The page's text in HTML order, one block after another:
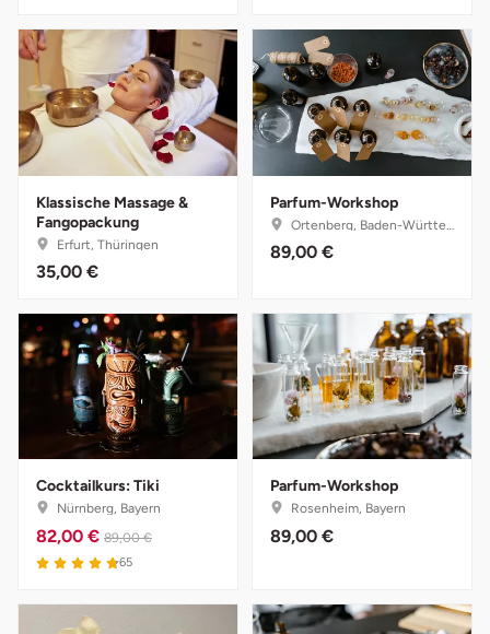
Klassische Massage &
Fangopackung
Erfurt, Thüringen
35,00 €
Parfum-Workshop
Ortenberg, Baden-Württemberg
89,00 €
Cocktailkurs: Tiki
Nürnberg, Bayern
82,00 € 89,00 €
65
Parfum-Workshop
Rosenheim, Bayern
89,00 €
Göppingen
Görlitz
Halle
Hamburg
Hanau
Hannover
Haßfurt
Heidelberg
Heidenheim
Heilbronn
Heldburg